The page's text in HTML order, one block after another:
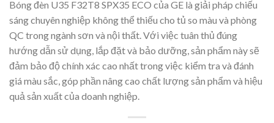
Bóng đèn U35 F32T8 SPX35 ECO của GE là giải pháp chiếu
sáng chuyên nghiệp không thể thiếu cho tủ so màu và phòng
QC trong ngành sơn và nội thất. Với việc tuân thủ đúng
hướng dẫn sử dụng, lắp đặt và bảo dưỡng, sản phẩm này sẽ
đảm bảo độ chính xác cao nhất trong việc kiểm tra và đánh
giá màu sắc, góp phần nâng cao chất lượng sản phẩm và hiệu
quả sản xuất của doanh nghiệp.